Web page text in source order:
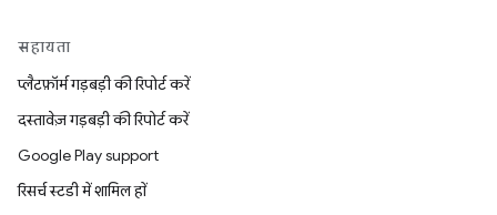
सहायता
प्लैटफ़ॉर्म गड़बड़ी की रिपोर्ट करें
दस्तावेज़ गड़बड़ी की रिपोर्ट करें
Google Play support
रिसर्च स्टडी में शामिल हों